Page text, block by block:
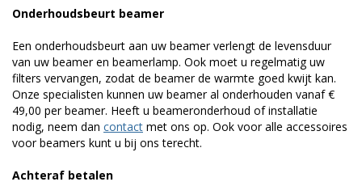
Onderhoudsbeurt beamer
Een onderhoudsbeurt aan uw beamer verlengt de levensduur
van uw beamer en beamerlamp. Ook moet u regelmatig uw
filters vervangen, zodat de beamer de warmte goed kwijt kan.
Onze specialisten kunnen uw beamer al onderhouden vanaf €
49,00 per beamer. Heeft u beameronderhoud of installatie
nodig, neem dan contact met ons op. Ook voor alle accessoires
voor beamers kunt u bij ons terecht.
Achteraf betalen